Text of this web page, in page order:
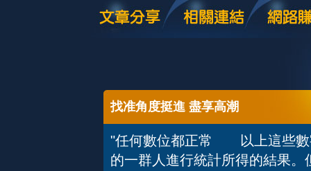
找准角度挺進 盡享高潮
"任何數位都正常 以上這些數
的一群人進行統計所得的結果